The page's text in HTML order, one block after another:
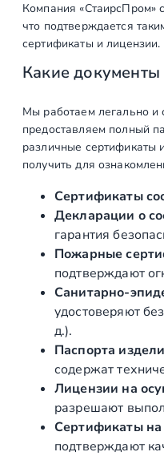
а
р
а
Т
у
б
а
к
Компания «СтаирсПром»
что подтверждается
сертификаты и лицензии.
Какие
Мы работаем легально и
предоставляем полный
различные сертификаты
получить для
Сертификаты
Декларации о
гарантия
Пожарные
подтверждают
удостоверяют
д.).
Паспорта
содержат
Лицензии на
разрешают
Сертификаты
подтверждают